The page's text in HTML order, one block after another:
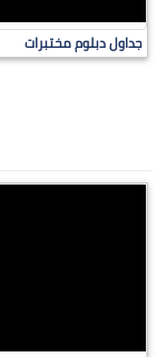
جداول دبلوم مختبرات